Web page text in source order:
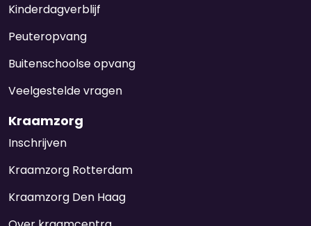
Kinderdagverblijf
Peuteropvang
Buitenschoolse opvang
Veelgestelde vragen
Kraamzorg
Inschrijven
Kraamzorg Rotterdam
Kraamzorg Den Haag